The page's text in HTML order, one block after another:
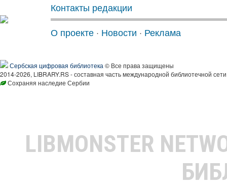
Контакты редакции
О проекте · Новости · Реклама
Сербская цифровая библиотека © Все права защищены
2014-2026, LIBRARY.RS - составная часть международной библиотечной
Сохраняя наследие Сербии
LIBMONSTER